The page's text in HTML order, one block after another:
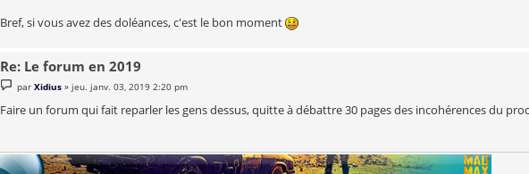
Bref, si vous avez des doléances, c'est le bon moment
Re: Le forum en 2019
e
s
s
par Xidius» jeu. janv. 03, 2019 2:20 pm
Faire un forum qui fait reparler les gens dessus, quitte à débattre 30 pages des incohérences du